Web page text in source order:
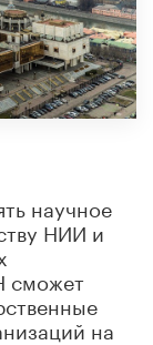
научное
НИИ и
сможет
на